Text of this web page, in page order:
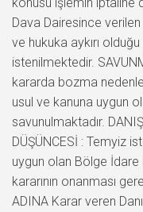
Dava Dairesince verilen
ve hukuka aykırı
istenilmektedir.
kararda bozma
usul ve kanuna uygun
savunulmaktadır.
DÜŞÜNCESİ : Temyiz
uygun olan Bölge
kararının onanması
ADINA Karar veren